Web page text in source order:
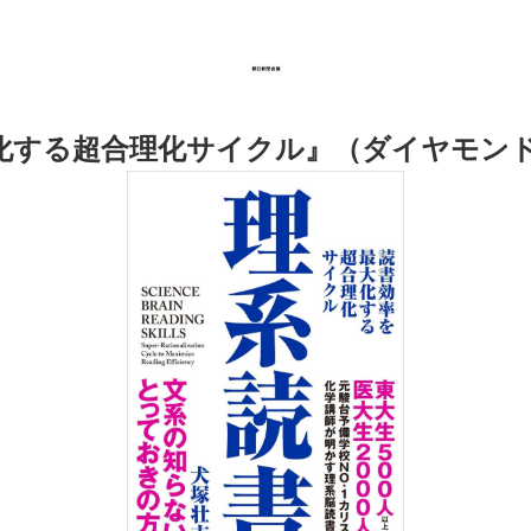
る超合理化サイクル』（ダイヤモン